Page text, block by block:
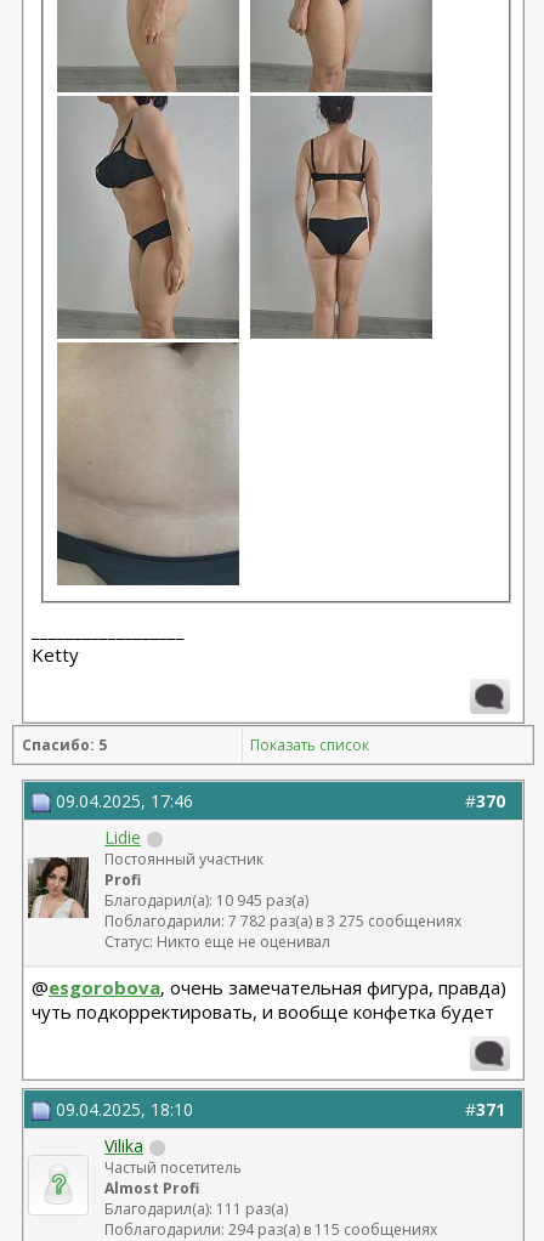
Ketty
Спасибо: 5 Показать список
#370
09.04.2025, 17:46
Lidie
Постоянный участник
Profi
Благодарил(а): 10 945 раз(а)
Поблагодарили: 7 782 раз(а) в 3 275 сообщениях
Статус: Никто еще не оценивал
@esgorobova, очень замечательная фигура, правда)
чуть подкорректировать, и вообще конфетка будет
#371
09.04.2025, 18:10
Vilika
Частый посетитель
Almost Profi
Благодарил(а): 111 раз(а)
Поблагодарили: 294 раз(а) в 115 сообщениях